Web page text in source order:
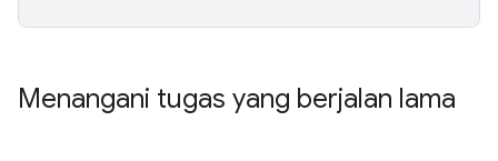
Menangani tugas yang berjalan lama